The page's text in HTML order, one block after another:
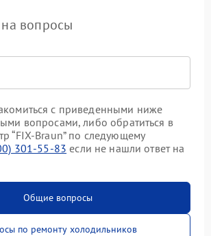
на вопросы
с приведенными ниже
вопросами, либо обратиться в
“FIX-Braun” по следующему
301-55-83 если не нашли ответ на
Общие вопросы
по ремонту холодильников